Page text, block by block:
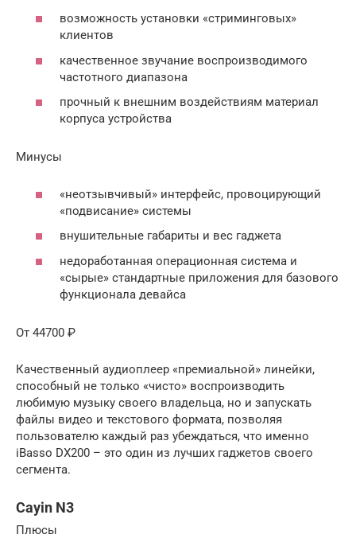
возможность установки «стриминговых»
клиентов
качественное звучание воспроизводимого
частотного диапазона
прочный к внешним воздействиям материал
корпуса устройства
Минусы
«неотзывчивый» интерфейс, провоцирующий
«подвисание» системы
внушительные габариты и вес гаджета
недоработанная операционная система и
«сырые» стандартные приложения для базового
функционала девайса
От 44700 ₽
Качественный аудиоплеер «премиальной» линейки,
способный не только «чисто» воспроизводить
любимую музыку своего владельца, но и запускать
файлы видео и текстового формата, позволяя
пользователю каждый раз убеждаться, что именно
iBasso DX200 – это один из лучших гаджетов своего
сегмента.
Cayin N3
Плюсы